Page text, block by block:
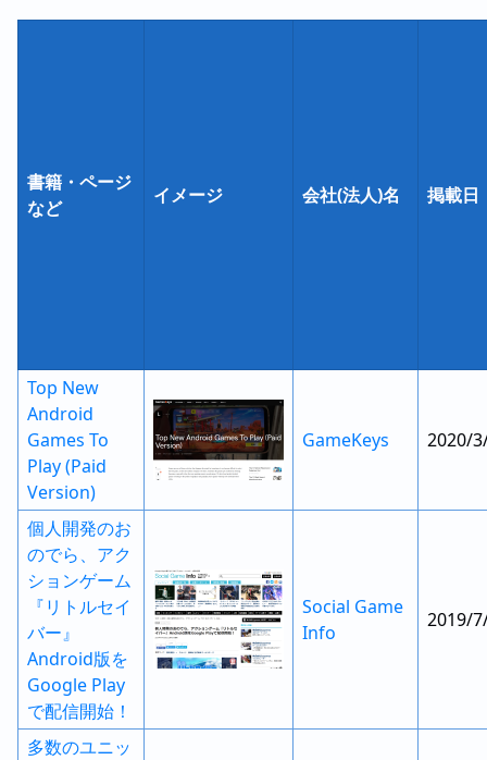
書籍・ページ
など
イメージ 会社(法人)名 掲載日
Top New
Android
Games To
Play (Paid
Version)
GameKeys 2020/
個人開発のお
のでら、アク
ションゲーム
『リトルセイ
バー』
Android版を
Google Play
で配信開始！
Social Game
Info
2019/
多数のユニッ